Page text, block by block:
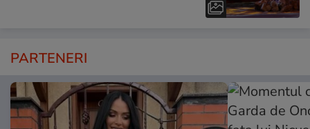
PARTENERI